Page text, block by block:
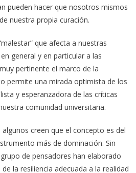
pueden hacer que nosotros mismos
nuestra propia curación.
que afecta a nuestras
general y en particular a las
pertinente el marco de la
permite una mirada optimista de los
y esperanzadora de las críticas
comunidad universitaria.
creen que el concepto es del
más de dominación. Sin
de pensadores han elaborado
la resiliencia adecuada a la realidad